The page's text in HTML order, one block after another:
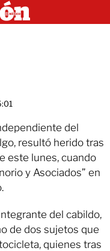
del
resultó herido tras
este lunes, cuando
y Asociados” en
del cabildo,
de dos sujetos que
quienes tras